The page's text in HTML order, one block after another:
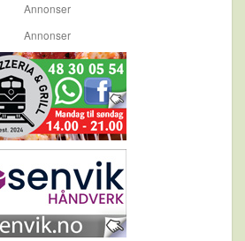
Annonser
Annonser